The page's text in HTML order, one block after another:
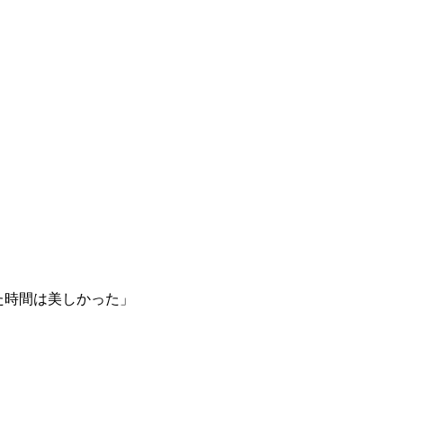
間は美しかった」